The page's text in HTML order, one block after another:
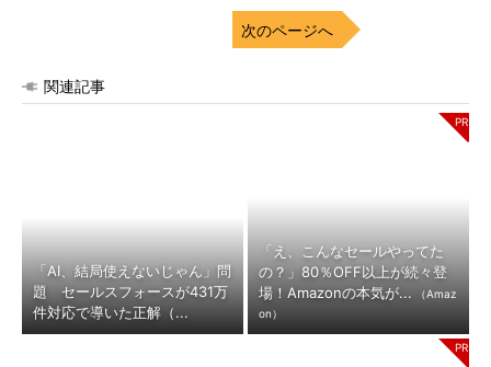
次のページへ
関連記事
「AI、結局使えないじゃん」問
題 セールスフォースが431万
件対応で導いた正解（...
「え、こんなセールやってた
の？」80％OFF以上が続々登
場！Amazonの本気が...
（Amaz
on）